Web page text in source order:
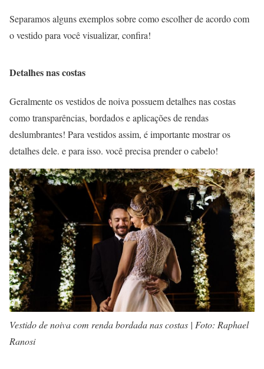
Separamos alguns exemplos sobre como escolher de acordo com
o vestido para você visualizar, confira!
Detalhes nas costas
Geralmente os vestidos de noiva possuem detalhes nas costas
como transparências, bordados e aplicações de rendas
deslumbrantes! Para vestidos assim, é importante mostrar os
detalhes dele. e para isso. você precisa prender o cabelo!
Vestido de noiva com renda bordada nas costas | Foto: Raphael
Ranosi